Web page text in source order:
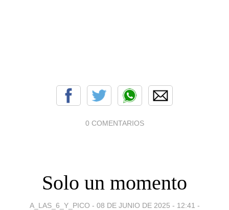
0 COMENTARIOS
Solo un momento
A_LAS_6_Y_PICO - 08 DE JUNIO DE 2025 - 12:41 -